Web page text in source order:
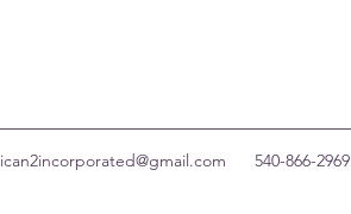
ican2incorporated@gmail.com 540-866-2969